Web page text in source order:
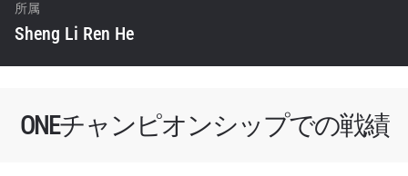
所属
Sheng Li Ren He
ONEチャンピオンシップでの戦績